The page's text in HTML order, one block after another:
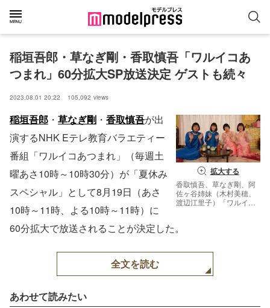
稲垣吾郎・草なぎ剛・香取慎吾「ワルイコあ
つまれ」60分拡大SP放送決定 ゲストも続々
2023.08.01 20:22 105,092 views
拡大する
香取慎吾、草なぎ剛、阿
佐ヶ谷姉妹（木村美穂、
渡辺江里子）「ワルイコ
稲垣吾郎 ・ 草なぎ剛 ・ 香取慎吾が出
演するNHK Eテレ教育バラエティー
番組「ワルイコあつまれ」（毎週土
曜あさ10時～10時30分）が「夏休み
スペシャル」として8月19日（あさ
10時～11時、よる10時～11時）に
60分拡大で放送されることが決定した。
全文を読む
あわせて読みたい